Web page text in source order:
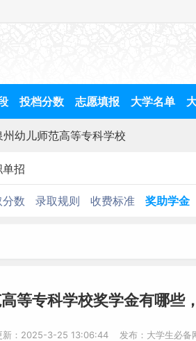
投档分数 志愿填报 大学名单
州幼儿师范高等专科学校
招
数 录取规则 收费标准 奖助学金
等专科学校奖学金有哪些
新：2025-3-25 13:06:44 发布：大学生必备